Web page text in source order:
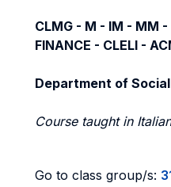
CLMG - M - IM - MM -
FINANCE - CLELI -
Department of
Course taught in Italian
Go to class group/s: